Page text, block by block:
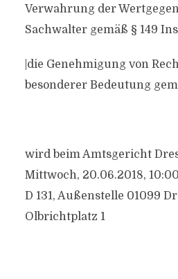
Verwahrung der
Sachwalter gemäß § 149
|die Genehmigung von
besonderer Bedeutung
wird beim Amtsgericht
Mittwoch, 20.06.2018,
D 131, Außenstelle 01099
Olbrichtplatz 1